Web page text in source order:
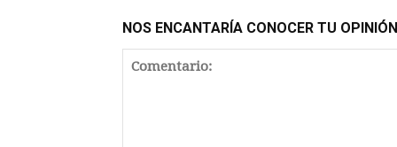
NOS ENCANTARÍA CONOCER TU OPINIÓN